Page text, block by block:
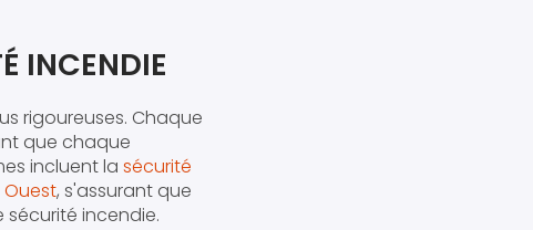
INCENDIE
rigoureuses. Chaque
que chaque
incluent la sécurité
, s'assurant que
incendie.